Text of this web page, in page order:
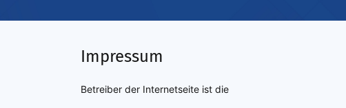
Impressum
Betreiber der Internetseite ist die